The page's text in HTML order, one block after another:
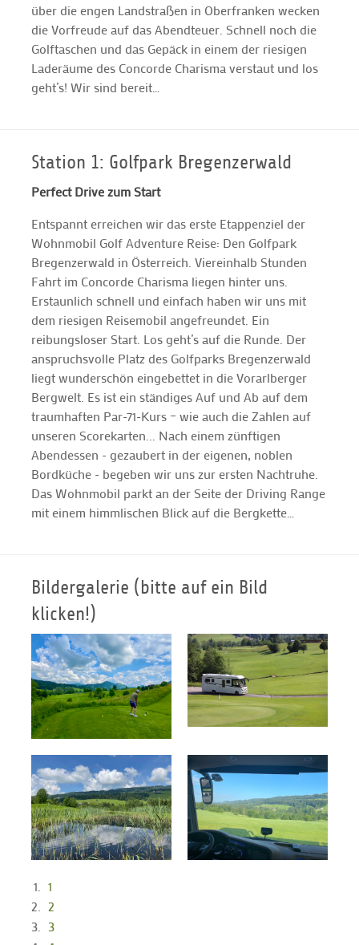
über die engen Landstraßen in Oberfranken wecken
die Vorfreude auf das Abendteuer. Schnell noch die
Golftaschen und das Gepäck in einem der riesigen
Laderäume des Concorde Charisma verstaut und los
geht’s! Wir sind bereit…
Station 1: Golfpark Bregenzerwald
Perfect Drive zum Start
Entspannt erreichen wir das erste Etappenziel der
Wohnmobil Golf Adventure Reise: Den Golfpark
Bregenzerwald in Österreich. Viereinhalb Stunden
Fahrt im Concorde Charisma liegen hinter uns.
Erstaunlich schnell und einfach haben wir uns mit
dem riesigen Reisemobil angefreundet. Ein
reibungsloser Start. Los geht’s auf die Runde. Der
anspruchsvolle Platz des Golfparks Bregenzerwald
liegt wunderschön eingebettet in die Vorarlberger
Bergwelt. Es ist ein ständiges Auf und Ab auf dem
traumhaften Par-71-Kurs – wie auch die Zahlen auf
unseren Scorekarten... Nach einem zünftigen
Abendessen - gezaubert in der eigenen, noblen
Bordküche - begeben wir uns zur ersten Nachtruhe.
Das Wohnmobil parkt an der Seite der Driving Range
mit einem himmlischen Blick auf die Bergkette…
Bildergalerie (bitte auf ein Bild
klicken!)
1
2
3